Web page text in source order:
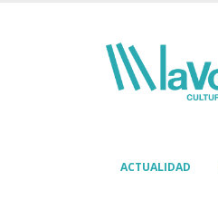
ACTUALIDAD